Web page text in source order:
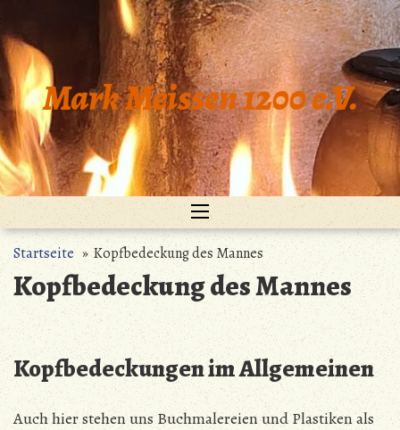
Inhalt
springen
Mark Meissen 1200 e.V.
Startseite» Kopfbedeckung des Mannes
Kopfbedeckung des Mannes
Kopfbedeckungen im Allgemeinen
Auch hier stehen uns Buchmalereien und Plastiken als